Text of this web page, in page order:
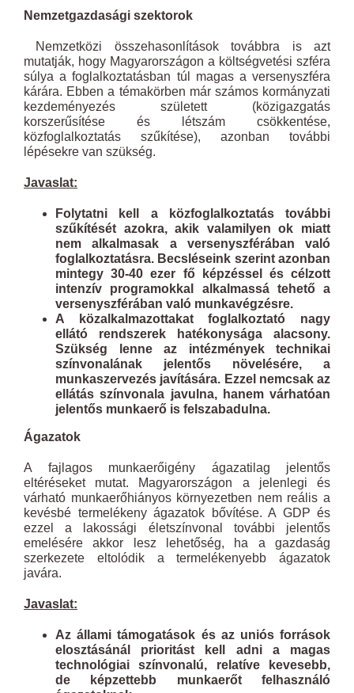
Nemzetgazdasági szektorok
Nemzetközi összehasonlítások továbbra is azt
mutatják, hogy Magyarországon a költségvetési szféra
súlya a foglalkoztatásban túl magas a versenyszféra
kárára. Ebben a témakörben már számos kormányzati
kezdeményezés született (közigazgatás
korszerűsítése és létszám csökkentése,
közfoglalkoztatás szűkítése), azonban további
lépésekre van szükség.
Javaslat:
Folytatni kell a közfoglalkoztatás további
szűkítését azokra, akik valamilyen ok miatt
nem alkalmasak a versenyszférában való
foglalkoztatásra. Becsléseink szerint azonban
mintegy 30-40 ezer fő képzéssel és célzott
intenzív programokkal alkalmassá tehető a
versenyszférában való munkavégzésre.
A közalkalmazottakat foglalkoztató nagy
ellátó rendszerek hatékonysága alacsony.
Szükség lenne az intézmények technikai
színvonalának jelentős növelésére, a
munkaszervezés javítására. Ezzel nemcsak az
ellátás színvonala javulna, hanem várhatóan
jelentős munkaerő is felszabadulna.
Ágazatok
A fajlagos munkaerőigény ágazatilag jelentős
eltéréseket mutat. Magyarországon a jelenlegi és
várható munkaerőhiányos környezetben nem reális a
kevésbé termelékeny ágazatok bővítése. A GDP és
ezzel a lakossági életszínvonal további jelentős
emelésére akkor lesz lehetőség, ha a gazdaság
szerkezete eltolódik a termelékenyebb ágazatok
javára.
Javaslat:
Az állami támogatások és az uniós források
elosztásánál prioritást kell adni a magas
technológiai színvonalú, relatíve kevesebb,
de képzettebb munkaerőt felhasználó